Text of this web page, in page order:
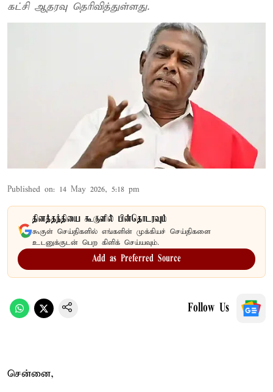
கட்சி ஆதரவு தெரிவித்துள்ளது.
Published on: 14 May 2026, 5:18 pm
தினத்தந்தியை கூகுளில் பின்தொடரவும்
கூகுள் செய்திகளில் எங்களின் முக்கியச் செய்திகளை
உடனுக்குடன் பெற கிளிக் செய்யவும்.
Add as Preferred Source
Follow Us
சென்னை,